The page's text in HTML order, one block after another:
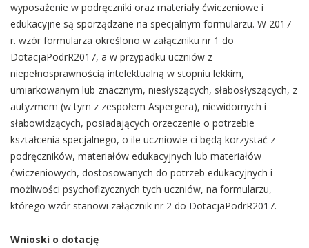
wyposażenie w podręczniki oraz materiały ćwiczeniowe i
edukacyjne są sporządzane na specjalnym formularzu. W 2017
r. wzór formularza określono w załączniku nr 1 do
DotacjaPodrR2017, a w przypadku uczniów z
niepełnosprawnością intelektualną w stopniu lekkim,
umiarkowanym lub znacznym, niesłyszących, słabosłyszących, z
autyzmem (w tym z zespołem Aspergera), niewidomych i
słabowidzących, posiadających orzeczenie o potrzebie
kształcenia specjalnego, o ile uczniowie ci będą korzystać z
podręczników, materiałów edukacyjnych lub materiałów
ćwiczeniowych, dostosowanych do potrzeb edukacyjnych i
możliwości psychofizycznych tych uczniów, na formularzu,
którego wzór stanowi załącznik nr 2 do DotacjaPodrR2017.
Wnioski o dotację